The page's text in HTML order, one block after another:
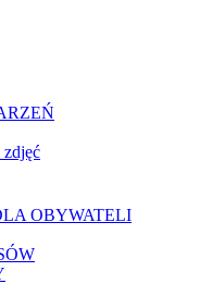
OBYWATELI